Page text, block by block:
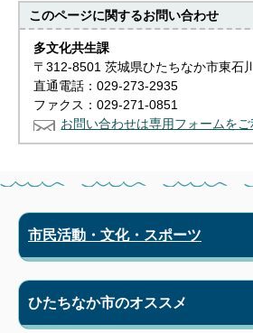
このページに関するお問い合わせ
多文化共生課
〒312-8501 茨城県ひたちなか市東石
直通電話：029-273-2935
ファクス：029-271-0851
お問い合わせは専用フォームをご
市民活動・文化・スポーツ
ひたちなか市のオススメ